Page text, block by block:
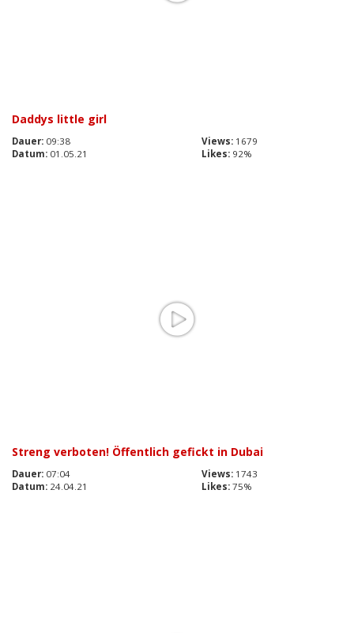
Daddys little girl
Dauer: 09:38 Views: 1679
Datum: 01.05.21 Likes: 92%
Streng verboten! Öffentlich gefickt in Dubai
Dauer: 07:04 Views: 1743
Datum: 24.04.21 Likes: 75%